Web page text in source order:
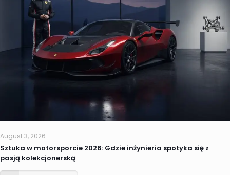
August 3, 2026
Sztuka w motorsporcie 2026: Gdzie inżynieria spotyka się z
pasją kolekcjonerską